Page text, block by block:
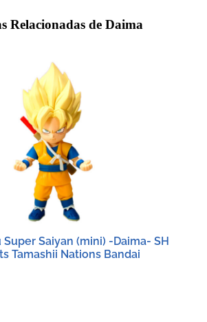
Relacionadas de Daima
Super Saiyan (mini) -Daima- SH
Tamashii Nations Bandai